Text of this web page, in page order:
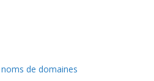
de domaines